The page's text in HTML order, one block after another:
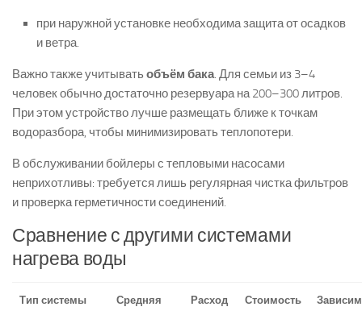
при наружной установке необходима защита от осадков
и ветра.
Важно также учитыватьобъём бака. Для семьи из 3–4
человек обычно достаточно резервуара на 200–300 литров.
При этом устройство лучше размещать ближе к точкам
водоразбора, чтобы минимизировать теплопотери.
В обслуживании бойлеры с тепловыми насосами
неприхотливы: требуется лишь регулярная чистка фильтров
и проверка герметичности соединений.
Сравнение с другими системами
нагрева воды
Тип системы
Средняя
Расход
Стоимость